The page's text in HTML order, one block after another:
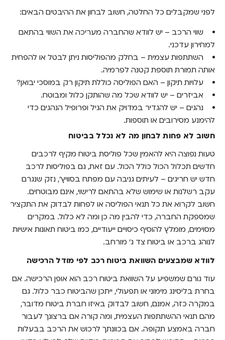
לפני שמקבלים כל החלטה, חשוב לבחון את ההיבטים הבאים:
שווי הרכב – יש לוודא שהחברה מעריכה את השווי בהתאם
למחירון עדכני.
השתתפות עצמית – בחלק מהפוליסות ניתן לבטל או להפחית
אותה תמורת תוספת קטנה לפרמיה.
עלויות תיקון – האם הפוליסה כוללת תיקון רק במוסכי יבואן?
אביזרים – יש לוודא שכל מה שהותקן כלול ומבוטח.
נהגים – יש להגדיר במדויק את הגיל ופרופיל הנהגים כדי
להימנע מסירובים או תוספות.
חשוב לא פחות לבחון מה לא נכלל בביטוח
טעות נפוצה היא להאמין שכל פוליסת ביטוח מקיף לרכבים
חדשים תכלול הכול כולל הכול. עם זאת, גם בפוליסות לרכב
חדש יש חריגים – לעיתים גניבה עם מפתח בסוויץ', נזק שנגרם
עקב רשלנות או שימוש שלא בהתאם לרישוי, אינם מבוטחים.
חשוב לקרוא את כל תנאי הפוליסה או לפחות לבדוק את התקציר
שמספקת החברה, כדי להבין מה כן ומה לא כלול. במקרים
מסוימים, מומלץ להוסיף כיסויים ייעודיים, כמו ביטוח תאונות אישיות
לנוהג ברכב או ביטוח צד ג’ מורחב.
לוודא שמבצעים השוואת ביטוח רכב לפי מודל הרכישה
עוד גורם שמשפיע על השוואת ביטוח רכב הוא אופן הרכישה. אם
בחרת בליסינג מימוני או תפעולי, ייתכן שהביטוח כבר כלול. גם
במקרה כזה, אמנם, חשוב לבדוק באיזו חברת ביטוח מדובר,
מהם תנאי ההשתתפות העצמית, ומה קורה אם ברצונך לעבור
חברה באמצע תקופה. אם בכוונתך לרכוש את הרכב בבעלות